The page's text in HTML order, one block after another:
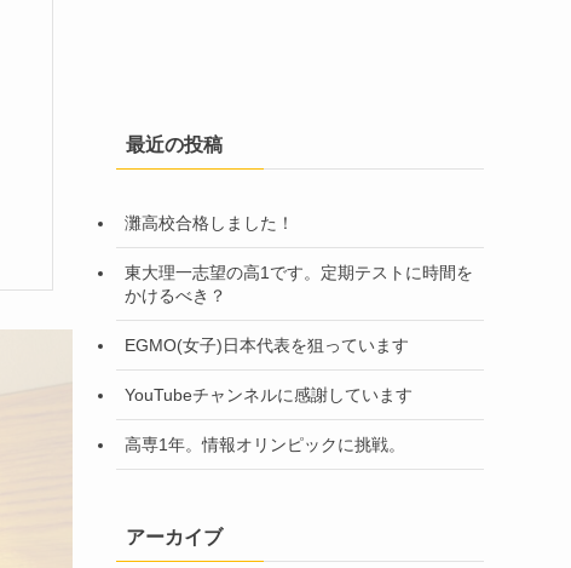
最近の投稿
灘高校合格しました！
東大理一志望の高1です。定期テストに時間を
かけるべき？
EGMO(女子)日本代表を狙っています
YouTubeチャンネルに感謝しています
高専1年。情報オリンピックに挑戦。
アーカイブ